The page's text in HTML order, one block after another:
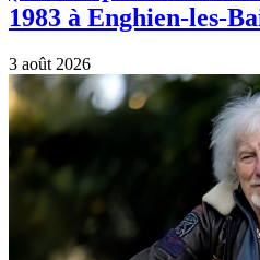
1983 à Enghien-les-
3 août 2026